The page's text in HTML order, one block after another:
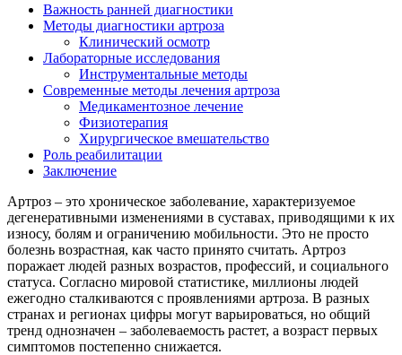
Важность ранней диагностики
Методы диагностики артроза
Клинический осмотр
Лабораторные исследования
Инструментальные методы
Современные методы лечения артроза
Медикаментозное лечение
Физиотерапия
Хирургическое вмешательство
Роль реабилитации
Заключение
Артроз – это хроническое заболевание, характеризуемое
дегенеративными изменениями в суставах, приводящими к их
износу, болям и ограничению мобильности. Это не просто
болезнь возрастная, как часто принято считать. Артроз
поражает людей разных возрастов, профессий, и социального
статуса. Согласно мировой статистике, миллионы людей
ежегодно сталкиваются с проявлениями артроза. В разных
странах и регионах цифры могут варьироваться, но общий
тренд однозначен – заболеваемость растет, а возраст первых
симптомов постепенно снижается.